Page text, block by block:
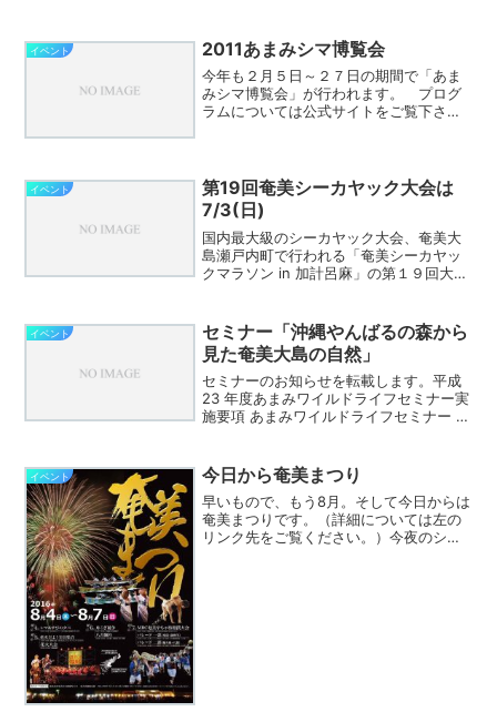
イベント 2011あまみシマ博覧会
今年も２月５日～２７日の期間で「あま
みシマ博覧会」が行われます。 プログ
ラムについては公式サイトをご覧下さ
いいなと思うのは、「マン...
イベント
第19回奄美シーカヤック大会は
7/3(日)
国内最大級のシーカヤック大会、奄美大
島瀬戸内町で行われる「奄美シーカヤッ
クマラソン in 加計呂麻」の第１９回大会
１日から行われていて、申込み締切りは
５月１８日です。 ...
イベント
セミナー「沖縄やんばるの森から
見た奄美大島の自然」
セミナーのお知らせを転載します。平成
23 年度あまみワイルドライフセミナー実
施要項 あまみワイルドライフセミナー 沖
趣旨 沖縄やんばるの森でノグチゲラやヤ
ンバルクイ...
イベント 今日から奄美まつり
早いもので、もう8月。そして今日からは
奄美まつりです。（詳細については左の
リンク先をご覧ください。）今夜のシマ